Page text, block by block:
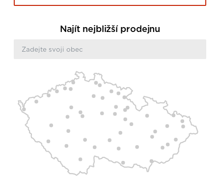
Najít nejbližší prodejnu